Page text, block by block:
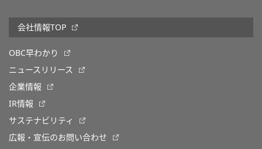
会社情報TOP
OBC早わかり
ニュースリリース
企業情報
IR情報
サステナビリティ
広報・宣伝のお問い合わせ